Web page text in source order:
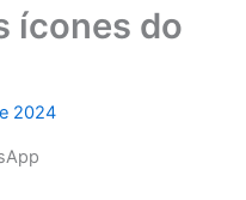
ícones do
2024